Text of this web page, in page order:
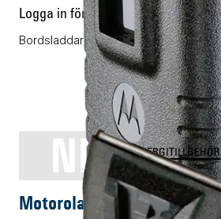
Logga in för pris
Bordsladdare
ENERGITILLBEHÖR
Motorola NNTN5510DR